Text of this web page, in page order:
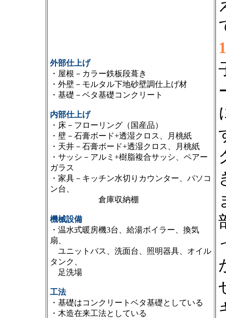
外部仕上げ
・屋根－カラー鉄板段葺き
・外壁－モルタル下地砂壁調仕上げ材
・基礎－ベタ基礎コンクリート
内部仕上げ
・床－フローリング（国産品）
・壁－石膏ボード+透湿クロス、月桃紙
・天井－石膏ボード+透湿クロス、月桃紙
・サッシ－アルミ+樹脂複合サッシ、ペアー
ガラス
・家具－キッチン水切りカウンター、パソコ
ン台、
倉庫収納棚
機械設備
・温水式暖房機3台、給湯ボイラー、換気
扇、
ユニットバス、洗面台、照明器具、オイル
タンク、
足洗場
工法
・基礎はコンクリートベタ基礎としている
・木造在来工法としている